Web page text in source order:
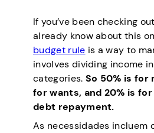
If you’ve been checking
already know about this
budget rule is a way to
involves dividing income
categories. So 50% is for
for wants, and 20% is
debt repayment.
As necessidades incluem